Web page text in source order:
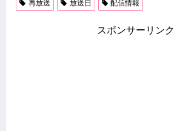
再放送
放送日 配信情報
スポンサーリンク